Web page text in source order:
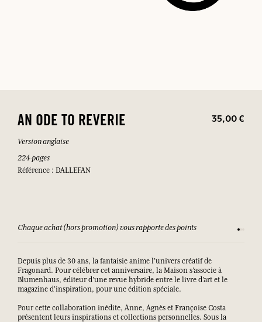
AN ODE TO REVERIE 35,00 €
Version anglaise
224 pages
Référence : DALLEFAN
Chaque achat (hors promotion) vous rapporte des points
Depuis plus de 30 ans, la fantaisie anime l’univers créatif de
Fragonard. Pour célébrer cet anniversaire, la Maison s’associe à
Blumenhaus, éditeur d’une revue hybride entre le livre d’art et le
magazine d’inspiration, pour une édition spéciale.
Pour cette collaboration inédite, Anne, Agnès et Françoise Costa
présentent leurs inspirations et collections personnelles. Sous la